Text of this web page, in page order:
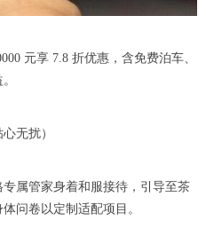
元享 7.8 折优惠，含免费泊车、
无扰）
属管家身着和服接待，引导至茶
问卷以定制适配项目。